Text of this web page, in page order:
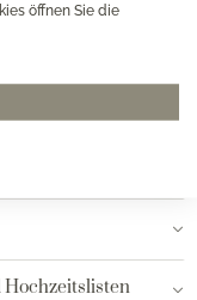
öffnen Sie die